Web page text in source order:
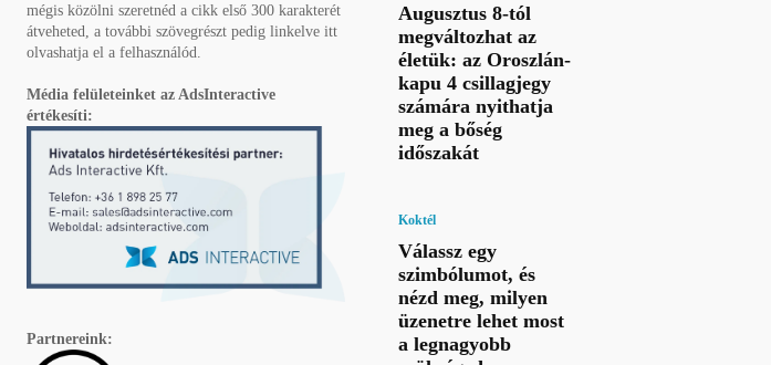
mégis közölni szeretnéd a cikk első 300 karakterét
átveheted, a további szövegrészt pedig linkelve itt
olvashatja el a felhasználód.
Média felületeinket az AdsInteractive
értékesíti:
Partnereink:
Augusztus 8-tól
megváltozhat az
életük: az Oroszlán-
kapu 4 csillagjegy
számára nyithatja
meg a bőség
időszakát
Koktél
Válassz egy
szimbólumot, és
nézd meg, milyen
üzenetre lehet most
a legnagyobb